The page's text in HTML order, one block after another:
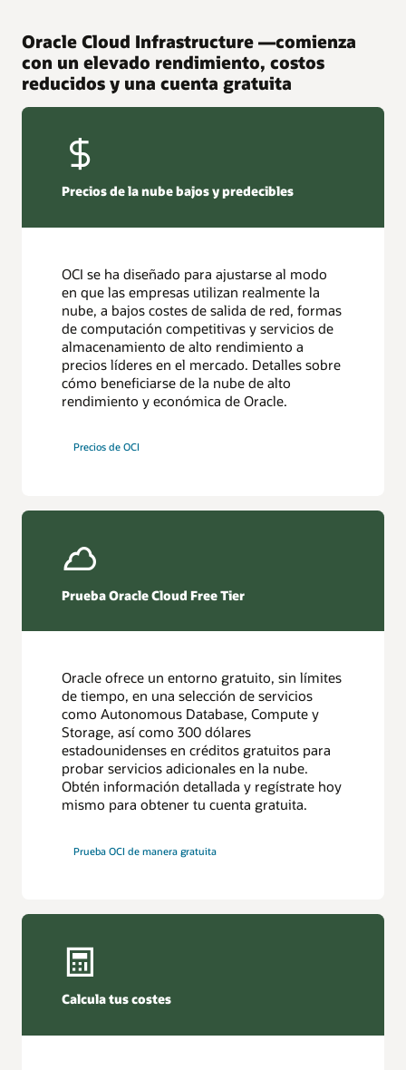
Oracle Cloud Infrastructure —comienza
con un elevado rendimiento, costos
reducidos y una cuenta gratuita
Precios de la nube bajos y predecibles
OCI se ha diseñado para ajustarse al modo
en que las empresas utilizan realmente la
nube, a bajos costes de salida de red, formas
de computación competitivas y servicios de
almacenamiento de alto rendimiento a
precios líderes en el mercado. Detalles sobre
cómo beneficiarse de la nube de alto
rendimiento y económica de Oracle.
Precios de OCI
Prueba Oracle Cloud Free Tier
Oracle ofrece un entorno gratuito, sin límites
de tiempo, en una selección de servicios
como Autonomous Database, Compute y
Storage, así como 300 dólares
estadounidenses en créditos gratuitos para
probar servicios adicionales en la nube.
Obtén información detallada y regístrate hoy
mismo para obtener tu cuenta gratuita.
Prueba OCI de manera gratuita
Calcula tus costes